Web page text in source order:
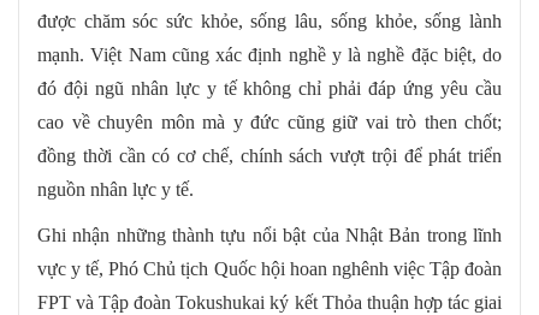
được chăm sóc sức khỏe, sống lâu, sống khỏe, sống lành
mạnh. Việt Nam cũng xác định nghề y là nghề đặc biệt, do
đó đội ngũ nhân lực y tế không chỉ phải đáp ứng yêu cầu
cao về chuyên môn mà y đức cũng giữ vai trò then chốt;
đồng thời cần có cơ chế, chính sách vượt trội để phát triển
nguồn nhân lực y tế.
Ghi nhận những thành tựu nổi bật của Nhật Bản trong lĩnh
vực y tế, Phó Chủ tịch Quốc hội hoan nghênh việc Tập đoàn
FPT và Tập đoàn Tokushukai ký kết Thỏa thuận hợp tác giai